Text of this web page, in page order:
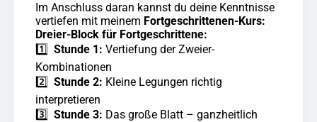
Im Anschluss daran kannst du deine Kenntnisse
vertiefen mit meinem Fortgeschrittenen-Kurs:
Dreier-Block für Fortgeschrittene:
1️⃣ Stunde 1: Vertiefung der Zweier-
Kombinationen
2️⃣ Stunde 2: Kleine Legungen richtig
interpretieren
3️⃣ Stunde 3: Das große Blatt – ganzheitlich